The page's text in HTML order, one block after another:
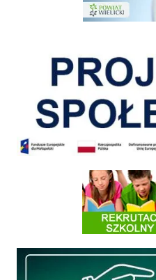
Informacja o
Międzyzakładowa Kasa Zapomogowo -